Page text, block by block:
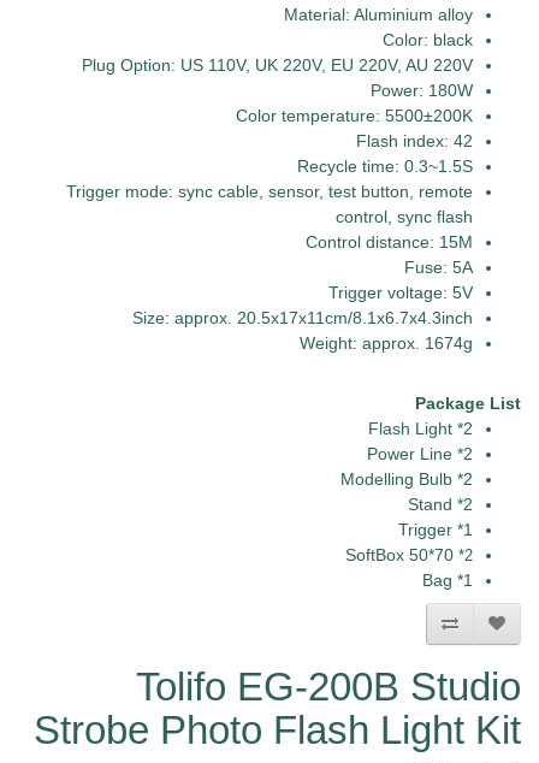
Material: Aluminium alloy
Color: black
Plug Option: US 110V, UK 220V, EU 220V, AU 220V
Power: 180W
Color temperature: 5500±200K
Flash index: 42
Recycle time: 0.3~1.5S
Trigger mode: sync cable, sensor, test button, remote
control, sync flash
Control distance: 15M
Fuse: 5A
Trigger voltage: 5V
Size: approx. 20.5x17x11cm/8.1x6.7x4.3inch
Weight: approx. 1674g
Package List
2* Flash Light
2* Power Line
2* Modelling Bulb
2* Stand
1* Trigger
SoftBox 50*70 *2
1* Bag
Tolifo EG-200B Studio
Strobe Photo Flash Light Kit